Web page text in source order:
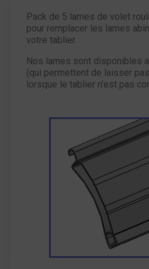
Pack de 5 lames de volet
pour remplacer les lames
votre tablier.
Nos lames sont disponibles
(qui permettent de laisser
lorsque le tablier n’est pas